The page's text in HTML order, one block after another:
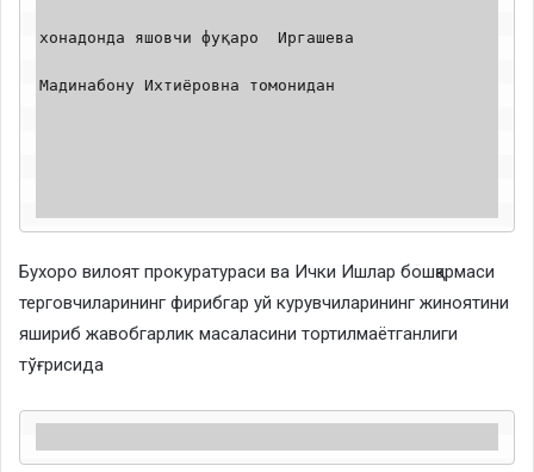
хонадонда яшовчи фуқаро  Иргашева
Мадинабону Ихтиёровна томонидан
Бухоро вилоят прокуратураси ва Ички Ишлар бошқармаси
терговчиларининг фирибгар уй курувчиларининг жиноятини
яшириб жавобгарлик масаласини тортилмаётганлиги
тўғрисида